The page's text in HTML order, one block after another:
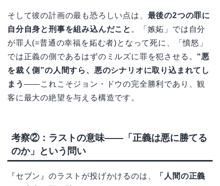
そして彼の計画の最も恐ろしい点は、 最後の2つの罪に
自分自身と刑事を組み込んだこと 。「嫉妬」では自分
が罪人(=普通の幸福を妬む者)となって死に、「憤怒」
では正義の側であるはずのミルズに罪を犯させる。 “悪
を裁く側”の人間すら、悪のシナリオに取り込まれてし
まう ——これこそジョン・ドウの完全勝利であり、観
客に最大の絶望を与える構造です。
考察②：ラストの意味——「正義は悪に勝てる
のか」という問い
『セブン』のラストが投げかけるのは、
「人間の正義